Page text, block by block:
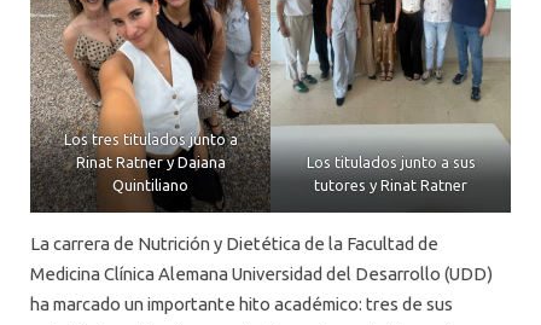
Los tres titulados junto a
Rinat Ratner y Daiana
Quintiliano
Los titulados junto a sus
tutores y Rinat Ratner
La carrera de Nutrición y Dietética de la Facultad de
Medicina Clínica Alemana Universidad del Desarrollo (UDD)
ha marcado un importante hito académico: tres de sus